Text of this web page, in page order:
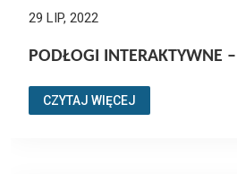
29 LIP, 2022
PODŁOGI INTERAKTYWNE
CZYTAJ WIĘCEJ